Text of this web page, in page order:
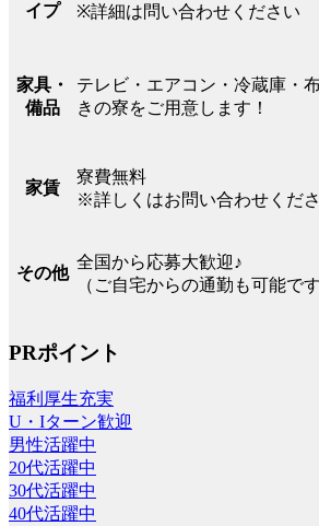
イプ
※詳細は問い合わせください
家具・
備品
テレビ・エアコン・冷蔵庫・
きの寮をご用意します！
家賃
寮費無料
※詳しくはお問い合わせくだ
その他
全国から応募大歓迎♪
（ご自宅からの通勤も可能です
PRポイント
福利厚生充実
U・Iターン歓迎
男性活躍中
20代活躍中
30代活躍中
40代活躍中